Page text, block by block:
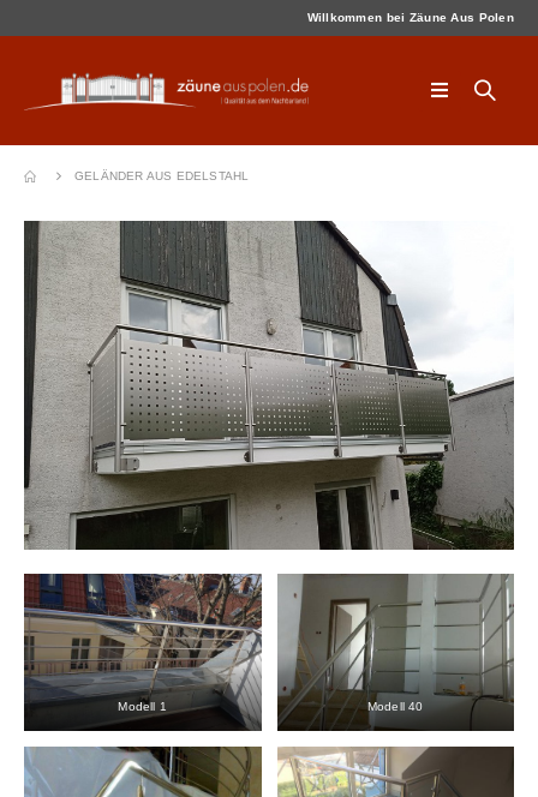
Willkommen bei Zäune Aus Polen
GELÄNDER AUS EDELSTAHL
Modell 1 Modell 40